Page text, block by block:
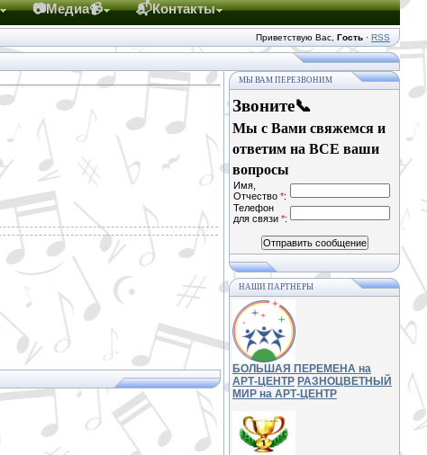
📷Медиа📹 📬Контакты
Приветствую Вас Гость · RSS
МЫ ВАМ ПЕРЕЗВОНИМ
Звоните📞
Мы с Вами свяжемся и
ответим на ВСЕ ваши
вопросы
Имя,
Отчество *:
Телефон
для связи *:
НАШИ ПАРТНЕРЫ
БОЛЬШАЯ ПЕРЕМЕНА на
АРТ-ЦЕНТР РАЗНОЦВЕТНЫЙ
МИР на АРТ-ЦЕНТР